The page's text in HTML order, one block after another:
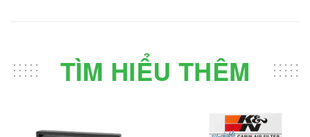
TÌM HIỂU THÊM